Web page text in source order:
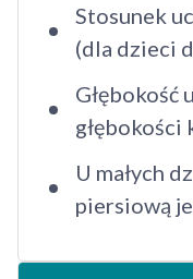
Stosunek
(dla dzieci
Głębokość
głębokości
U małych
piersiową